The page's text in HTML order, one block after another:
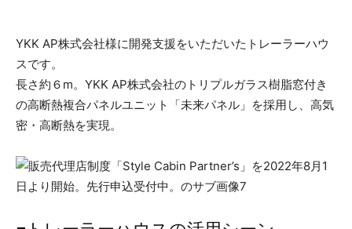
YKK AP株式会社様に開発支援をいただいたトレーラーハウ
スです。
長さ約６m。YKK AP株式会社のトリプルガラス樹脂窓付き
の高断熱複合パネルユニット「未来パネル」を採用し、高気
密・高断熱を実現。